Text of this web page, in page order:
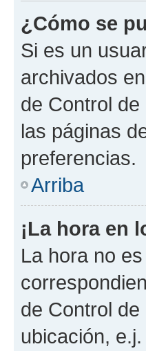
¿Cómo se
Si es un
archivados
de Control
las páginas
preferencias.
Arriba
¡La hora en
La hora no
de Control
ubicación,